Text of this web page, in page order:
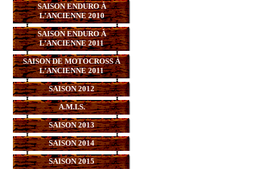
SAISON ENDURO À
L’ANCIENNE 2010
SAISON ENDURO À
L’ANCIENNE 2011
SAISON DE MOTOCROSS À
L’ANCIENNE 2011
SAISON 2012
A.M.I.S.
SAISON 2013
SAISON 2014
SAISON 2015